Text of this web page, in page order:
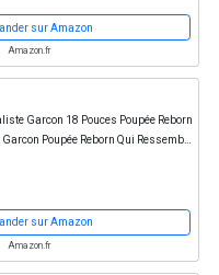
sur Amazon
Amazon.fr
Garcon 18 Pouces Poupée Reborn
Poupée Reborn Qui Ressemble
sur Amazon
Amazon.fr